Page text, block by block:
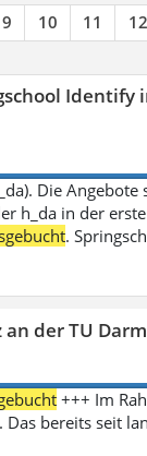
9 10 11 12
Die
h_da in der
.
der TU
+++ Im
bereits seit